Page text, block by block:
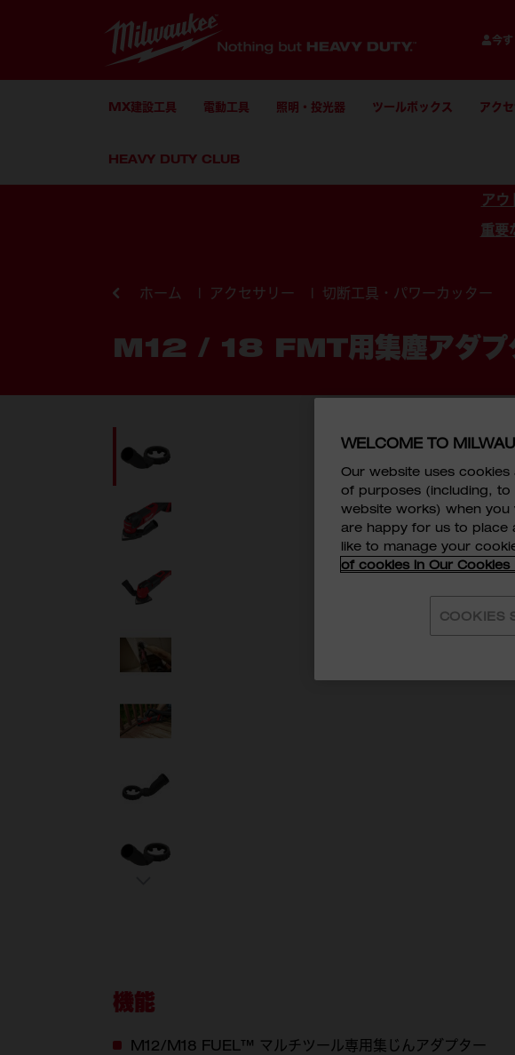
今
MX建設工具 電動工具 照明・投光器 ツールボックス アク
HEAVY DUTY CLUB
アウ
重
ホーム アクセサリー 切断工具・パワーカッター
M12 / 18 FMT用集塵アダプ
機能
M12/M18 FUEL™ マルチツール専用集じんアダプター
WELCOME TO
Our website uses
of purposes (including,
website works) when you
are happy for us to place
like to manage your
of cookies in Our Cookies
COOKIES